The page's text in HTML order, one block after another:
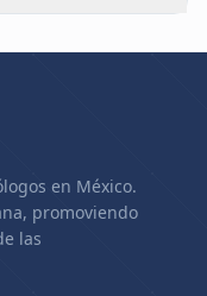
en México.
promoviendo
las